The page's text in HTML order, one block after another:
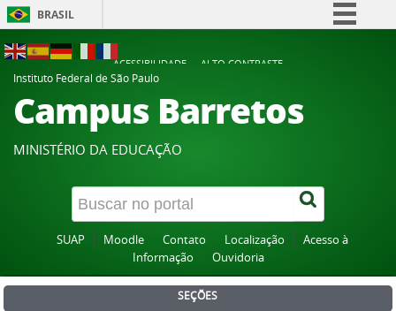
BRASIL
Participe
Acesso à informação
Canais
ACESSIBILIDADE
ALTO CONTRASTE
Instituto Federal de São Paulo
Campus Barretos
MINISTÉRIO DA EDUCAÇÃO
SUAP Moodle Contato Localização
Acesso à
Informação
Ouvidoria
SEÇÕES